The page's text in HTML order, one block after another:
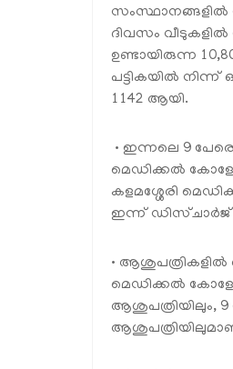
സംസ്ഥാനങ്ങളില്‍
ദിവസം
ഉണ്ടായിരുന്ന
പട്ടികയില്‍
1142 ആയി.
• ഇന്നലെ 9
മെഡിക്കല്‍
കളമശ്ശേരി
ഇന്ന്
•
മെഡിക്കല്‍
ആശുപത്രിയിലും, 9